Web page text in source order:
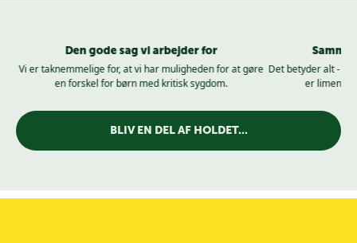
Den gode sag vi arbejder for
Vi er taknemmelige for, at vi har muligheden for at gøre
en forskel for børn med kritisk sygdom.
Det betyder alt -
er limen
BLIV EN DEL AF HOLDET...